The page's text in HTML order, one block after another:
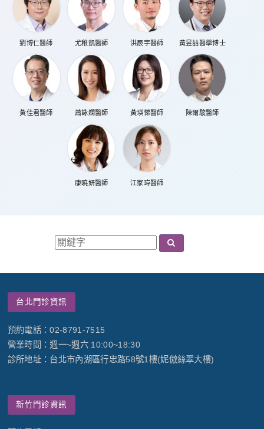
劉博仁醫師 尤稚凱醫師 洪辰宇醫師 黃昱喆醫學博士
黃佳君醫師 蕭詠嫻醫師 黃瑛悌醫師 陳爾駿醫師
康曉妍醫師 江家瑋醫師
台北門診資訊
預約電話：02-8791-7515
營業時間：週一~週六 10:00~18:30
診所地址：台北市內湖區行忠路58號1樓(妮傲絲翠大樓)
新竹門診資訊